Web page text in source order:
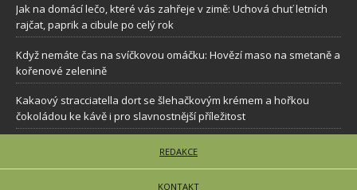
Jak na domácí lečo, které vás zahřeje v zimě: Uchová chuť letních
rajčat, paprik a cibule po celý rok
Když nemáte čas na svíčkovou omáčku: Hovězí maso na smetaně a
kořenové zelenině
Kakaový stracciatella dort se šlehačkovým krémem a hořkou
čokoládou ke kávě i pro slavnostnější příležitost
REDAKCE
KONTAKT